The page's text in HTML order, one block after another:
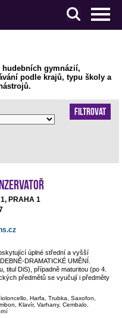
hudebních gymnázií,
podle krajů, typu školy a
Filtrovat
PRAHA 1
úplné střední a vyšší
DRAMATICKÉ UMĚNÍ.
titul DiS), případně maturitou (po 4.
předmětů se vyučují i předměty
Harfa, Trubka, Saxofon,
Klavír, Varhany, Cembalo,